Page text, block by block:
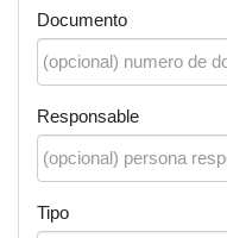
Documento
Responsable
Tipo